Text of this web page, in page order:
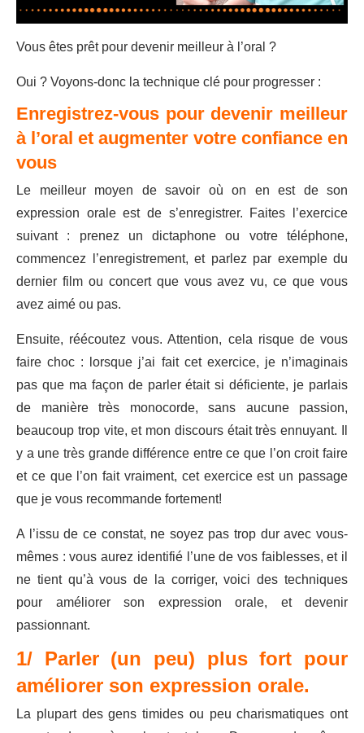
Vous êtes prêt pour devenir meilleur à l’oral ?
Oui ? Voyons-donc la technique clé pour progresser :
Enregistrez-vous pour devenir meilleur
à l’oral et augmenter votre confiance en
vous
Le meilleur moyen de savoir où on en est de son
expression orale est de s’enregistrer. Faites l’exercice
suivant : prenez un dictaphone ou votre téléphone,
commencez l’enregistrement, et parlez par exemple du
dernier film ou concert que vous avez vu, ce que vous
avez aimé ou pas.
Ensuite, réécoutez vous. Attention, cela risque de vous
faire choc : lorsque j’ai fait cet exercice, je n’imaginais
pas que ma façon de parler était si déficiente, je parlais
de manière très monocorde, sans aucune passion,
beaucoup trop vite, et mon discours était très ennuyant. Il
y a une très grande différence entre ce que l’on croit faire
et ce que l’on fait vraiment, cet exercice est un passage
que je vous recommande fortement!
A l’issu de ce constat, ne soyez pas trop dur avec vous-
mêmes : vous aurez identifié l’une de vos faiblesses, et il
ne tient qu’à vous de la corriger, voici des techniques
pour améliorer son expression orale, et devenir
passionnant.
1/ Parler (un peu) plus fort pour
améliorer son expression orale.
La plupart des gens timides ou peu charismatiques ont